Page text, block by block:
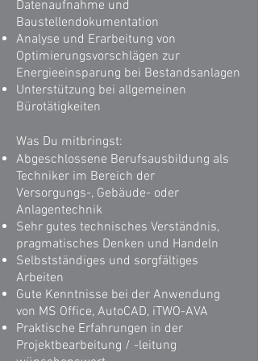
Datenaufnahme und
Baustellendokumentation
Analyse und Erarbeitung von
Optimierungsvorschlägen zur
Energieeinsparung bei Bestandsanlagen
Unterstützung bei allgemeinen
Bürotätigkeiten
Was Du mitbringst:
Abgeschlossene Berufsausbildung als
Techniker im Bereich der
Versorgungs-, Gebäude- oder
Anlagentechnik
Sehr gutes technisches Verständnis,
pragmatisches Denken und Handeln
Selbstständiges und sorgfältiges
Arbeiten
Gute Kenntnisse bei der Anwendung
von MS Office, AutoCAD, iTWO-AVA
Praktische Erfahrungen in der
Projektbearbeitung / -leitung